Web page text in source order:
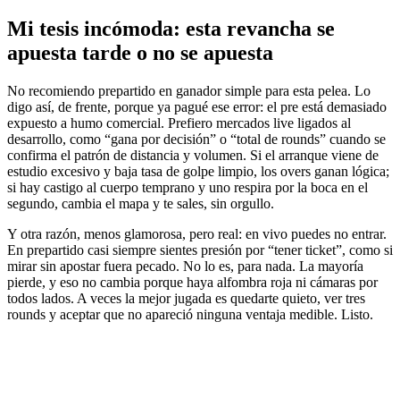
Mi tesis incómoda: esta revancha se
apuesta tarde o no se apuesta
No recomiendo prepartido en ganador simple para esta pelea. Lo
digo así, de frente, porque ya pagué ese error: el pre está demasiado
expuesto a humo comercial. Prefiero mercados live ligados al
desarrollo, como “gana por decisión” o “total de rounds” cuando se
confirma el patrón de distancia y volumen. Si el arranque viene de
estudio excesivo y baja tasa de golpe limpio, los overs ganan lógica;
si hay castigo al cuerpo temprano y uno respira por la boca en el
segundo, cambia el mapa y te sales, sin orgullo.
Y otra razón, menos glamorosa, pero real: en vivo puedes no entrar.
En prepartido casi siempre sientes presión por “tener ticket”, como si
mirar sin apostar fuera pecado. No lo es, para nada. La mayoría
pierde, y eso no cambia porque haya alfombra roja ni cámaras por
todos lados. A veces la mejor jugada es quedarte quieto, ver tres
rounds y aceptar que no apareció ninguna ventaja medible. Listo.